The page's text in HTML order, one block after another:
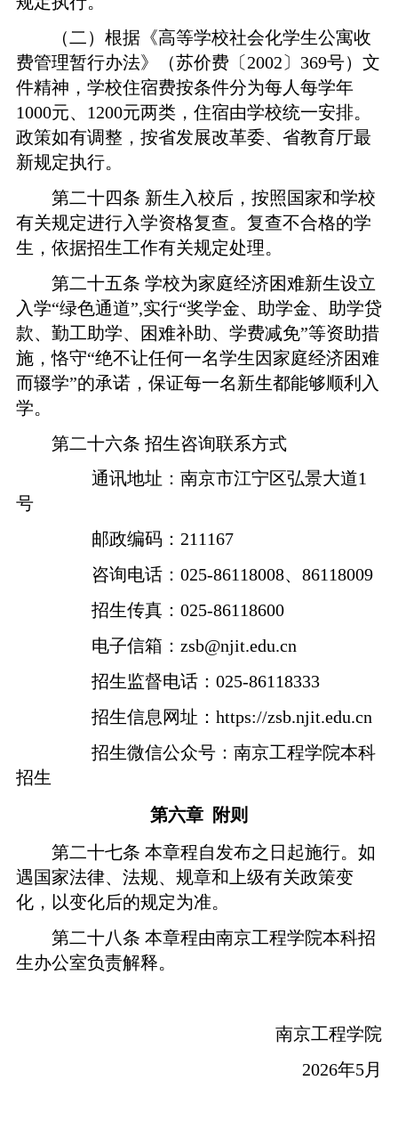
（二）根据《高等学校社会化学生公寓收
费管理暂行办法》（苏价费〔2002〕 369号）文
件精神，学校住宿费按条件分为每人每学年
1000元、 1200元两类，住宿由学校统一安排。
政策如有调整，按省发展改革委、省教育厅最
新规定执行。
第二十四条 新生入校后，按照国家和学校
有关规定进行入学资格复查。复查不合格的学
生，依据招生工作有关规定处理。
第二十五条 学校为家庭经济困难新生设立
入学“绿色通道”,实行“奖学金、助学金、助学贷
款、勤工助学、困难补助、学费减免”等资助措
施，恪守“绝不让任何一名学生因家庭经济困难
而辍学”的承诺，保证每一名新生都能够顺利入
学。
第二十六条 招生咨询联系方式
通讯地址：南京市江宁区弘景大道1
号
邮政编码： 211167
咨询电话： 025-86118008、 86118009
招生传真： 025-86118600
电子信箱： zsb@njit.edu.cn
招生监督电话： 025-86118333
招生信息网址： https://zsb.njit.edu.cn
招生微信公众号：南京工程学院本科
招生
第六章 附则
第二十七条 本章程自发布之日起施行。如
遇国家法律、法规、规章和上级有关政策变
化，以变化后的规定为准。
第二十八条 本章程由南京工程学院本科招
生办公室负责解释。
南京工程学院
2026年5月